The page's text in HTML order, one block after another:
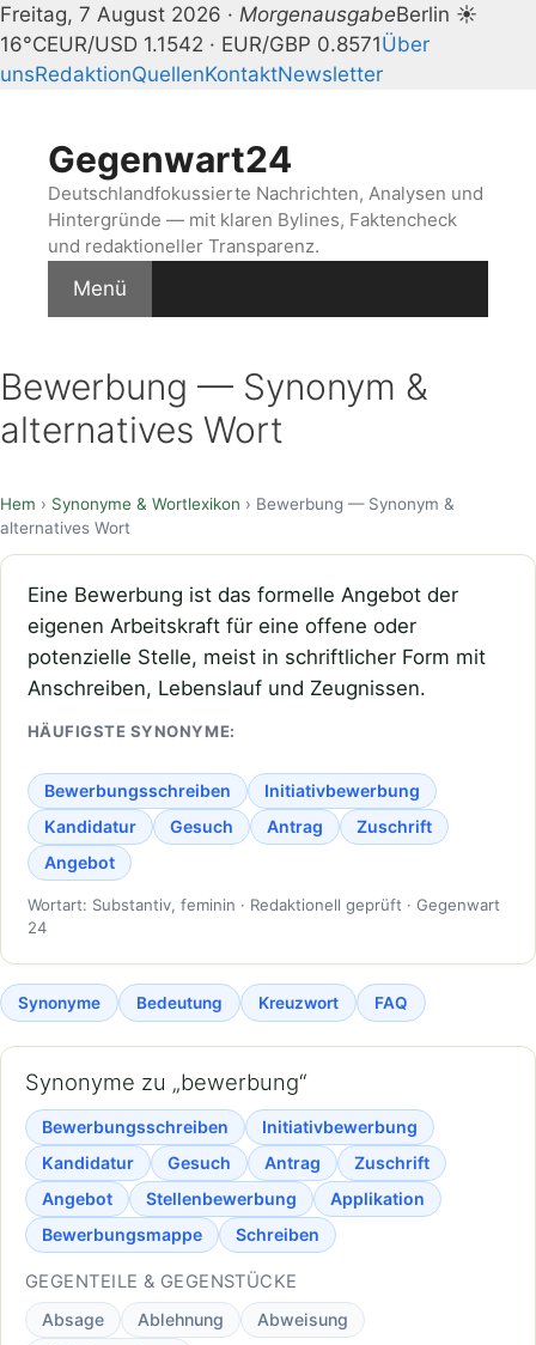
Freitag, 7 August 2026 · MorgenausgabeBerlin ☀
16°CEUR/USD 1.1542 · EUR/GBP 0.8571Über
unsRedaktionQuellenKontaktNewsletter
springenGegenwart24
Deutschlandfokussierte Nachrichten, Analysen und
Hintergründe — mit klaren Bylines, Faktencheck
und redaktioneller Transparenz.
Menü
Bewerbung — Synonym &
alternatives Wort
Hem › Synonyme & Wortlexikon › Bewerbung — Synonym &
alternatives Wort
Eine Bewerbung ist das formelle Angebot der
eigenen Arbeitskraft für eine offene oder
potenzielle Stelle, meist in schriftlicher Form mit
Anschreiben, Lebenslauf und Zeugnissen.
HÄUFIGSTE SYNONYME:
Bewerbungsschreiben
Initiativbewerbung
Kandidatur
Gesuch Antrag
Zuschrift
Angebot
Wortart: Substantiv, feminin · Redaktionell geprüft · Gegenwart
24
Synonyme Bedeutung Kreuzwort FAQ
Synonyme zu „bewerbung“
Bewerbungsschreiben
Initiativbewerbung
Kandidatur
Gesuch Antrag
Zuschrift
Angebot
Stellenbewerbung
Applikation
Bewerbungsmappe
Schreiben
GEGENTEILE & GEGENSTÜCKE
Absage Ablehnung
Abweisung